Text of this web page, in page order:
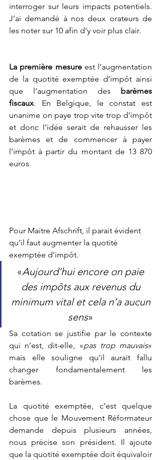
interroger sur leurs impacts potentiels.
J’ai demandé à nos deux orateurs de
les noter sur 10 afin d’y voir plus clair.
La première mesure est l’augmentation
de la quotité exemptée d’impôt ainsi
que l’augmentation des
barèmes
fiscaux. En Belgique, le constat est
unanime on paye trop vite trop d’impôt
et donc l’idée serait de rehausser les
barèmes et de commencer à payer
l’impôt à partir du montant de 13 870
euros.
Pour Maitre Afschrift, il parait évident
qu’il faut augmenter la quotité
exemptée d’impôt.
«Aujourd’hui encore on paie
des impôts aux revenus du
minimum vital et cela n’a aucun
sens»
Sa cotation se justifie par le contexte
qui n’est, dit-elle, «pas trop mauvais»
mais elle souligne qu’il aurait fallu
changer fondamentalement les
barèmes.
La quotité exemptée, c’est quelque
chose que le Mouvement Réformateur
demande depuis plusieurs années,
nous précise son président. Il ajoute
que la quotité exemptée doit équivaloir